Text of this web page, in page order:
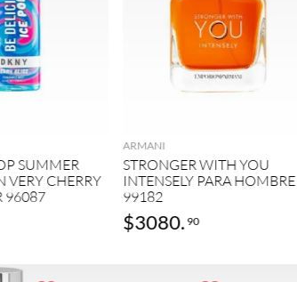
SUMMER
VERY CHERRY
96087
ARMANI
STRONGER WITH YOU
INTENSELY PARA HOMBRE
99182
$3080. 90